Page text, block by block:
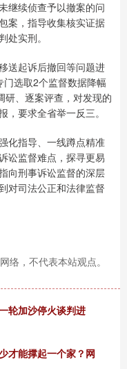
继续侦查予以撤案的问
案，指导收集核实证据
实刑。
送起诉后撤回等问题进
选取2个监督数据降幅
研、逐案评查，对发现的
要求全省举一反三。
化指导、一线蹲点精准
讼监督难点，探寻更易
向刑事诉讼监督的深层
对司法公正和法律监督
络，不代表本站观点。
轮加沙停火谈判进
才能撑起一个家？网